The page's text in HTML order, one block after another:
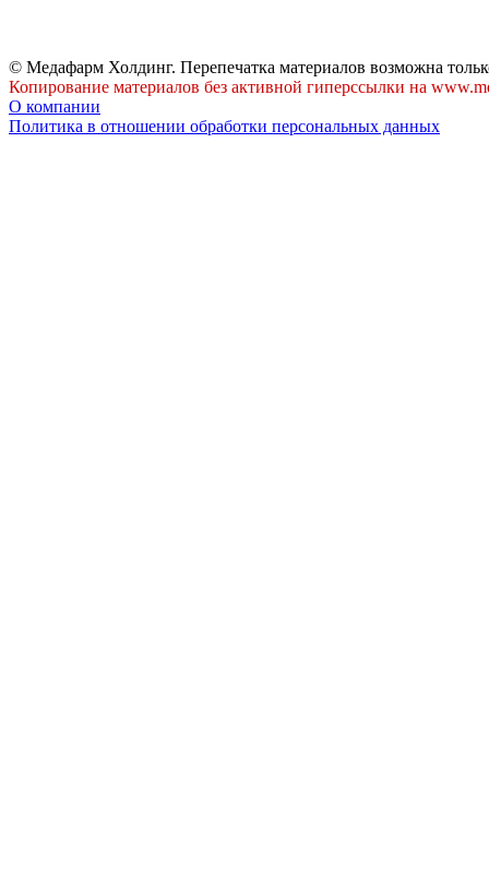
© Медафарм Холдинг. Перепечатка материалов возможна
Копирование материалов без активной гиперссылки на
О компании
Политика в отношении обработки персональных данных